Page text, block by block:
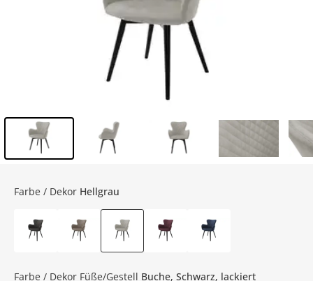
Farbe / Dekor Hellgrau
Farbe / Dekor Füße/Gestell Buche, Schwarz, lackiert